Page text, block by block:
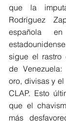
que la
Rodríguez
española
sigue el
de
oro, divisas y
CLAP. Esto
que el
más